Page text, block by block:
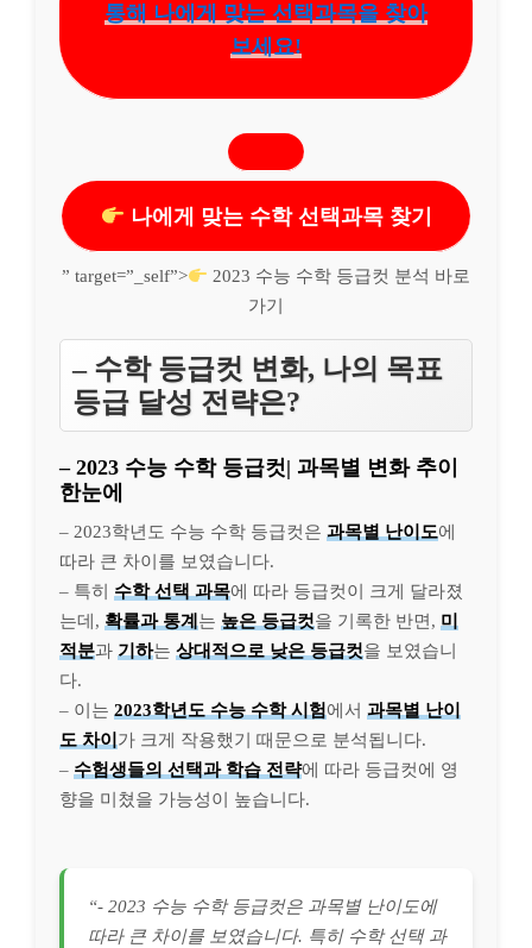
통해 나에게 맞는 선택과목을 찾아
보세요!
나에게 맞는 수학 선택과목 찾기
” target=”_self”>
2023 수능 수학 등급컷 분석 바로
가기
– 수학 등급컷 변화, 나의 목표
등급 달성 전략은?
– 2023 수능 수학 등급컷| 과목별 변화 추이
한눈에
– 2023학년도 수능 수학 등급컷은 과목별 난이도에
따라 큰 차이를 보였습니다.
– 특히 수학 선택 과목에 따라 등급컷이 크게 달라졌
는데, 확률과 통계 는 높은 등급컷을 기록한 반면, 미
적분과 기하는 상대적으로 낮은 등급컷을 보였습니
다.
– 이는 2023학년도 수능 수학 시험에서 과목별 난이
도 차이 가 크게 작용했기 때문으로 분석됩니다.
– 수험생들의 선택과 학습 전략에 따라 등급컷에 영
향을 미쳤을 가능성이 높습니다.
“- 2023 수능 수학 등급컷은 과목별 난이도에
따라 큰 차이를 보였습니다. 특히 수학 선택 과